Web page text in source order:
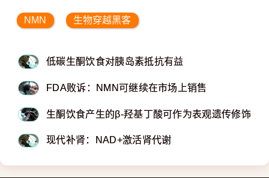
NMN 生物穿越黑客
低碳生酮饮食对胰岛素抵抗有益
FDA败诉：NMN可继续在市场上销售
生酮饮食产生的β-羟基丁酸可作为表观遗传修饰剂
现代补肾：NAD+激活肾代谢